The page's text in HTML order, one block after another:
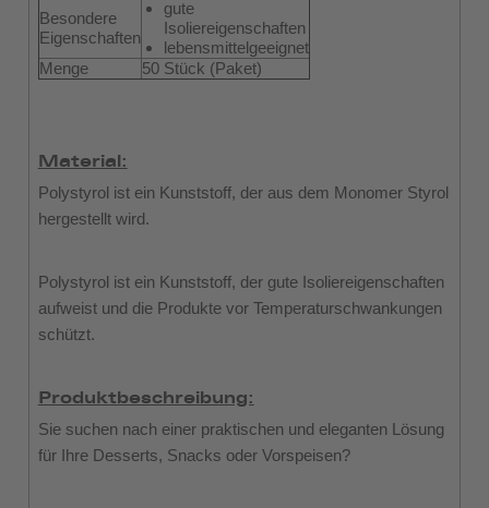
Besondere
Eigenschaften
gute
Isoliereigenschaften
lebensmittelgeeignet
Menge
50 Stück (Paket)
Material:
Polystyrol ist ein Kunststoff, der aus dem Monomer Styrol
hergestellt wird.
Polystyrol ist ein Kunststoff, der gute Isoliereigenschaften
aufweist und die Produkte vor Temperaturschwankungen
schützt.
Produktbeschreibung:
Sie suchen nach einer praktischen und eleganten Lösung
für Ihre Desserts, Snacks oder Vorspeisen?